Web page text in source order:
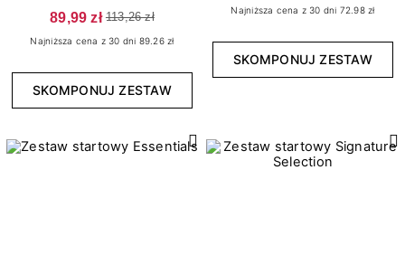
89,99 zł 113,26 zł
Najniższa cena z 30 dni 89.26 zł
SKOMPONUJ ZESTAW
Najniższa cena z 30 dni 72.98 zł
SKOMPONUJ ZESTAW